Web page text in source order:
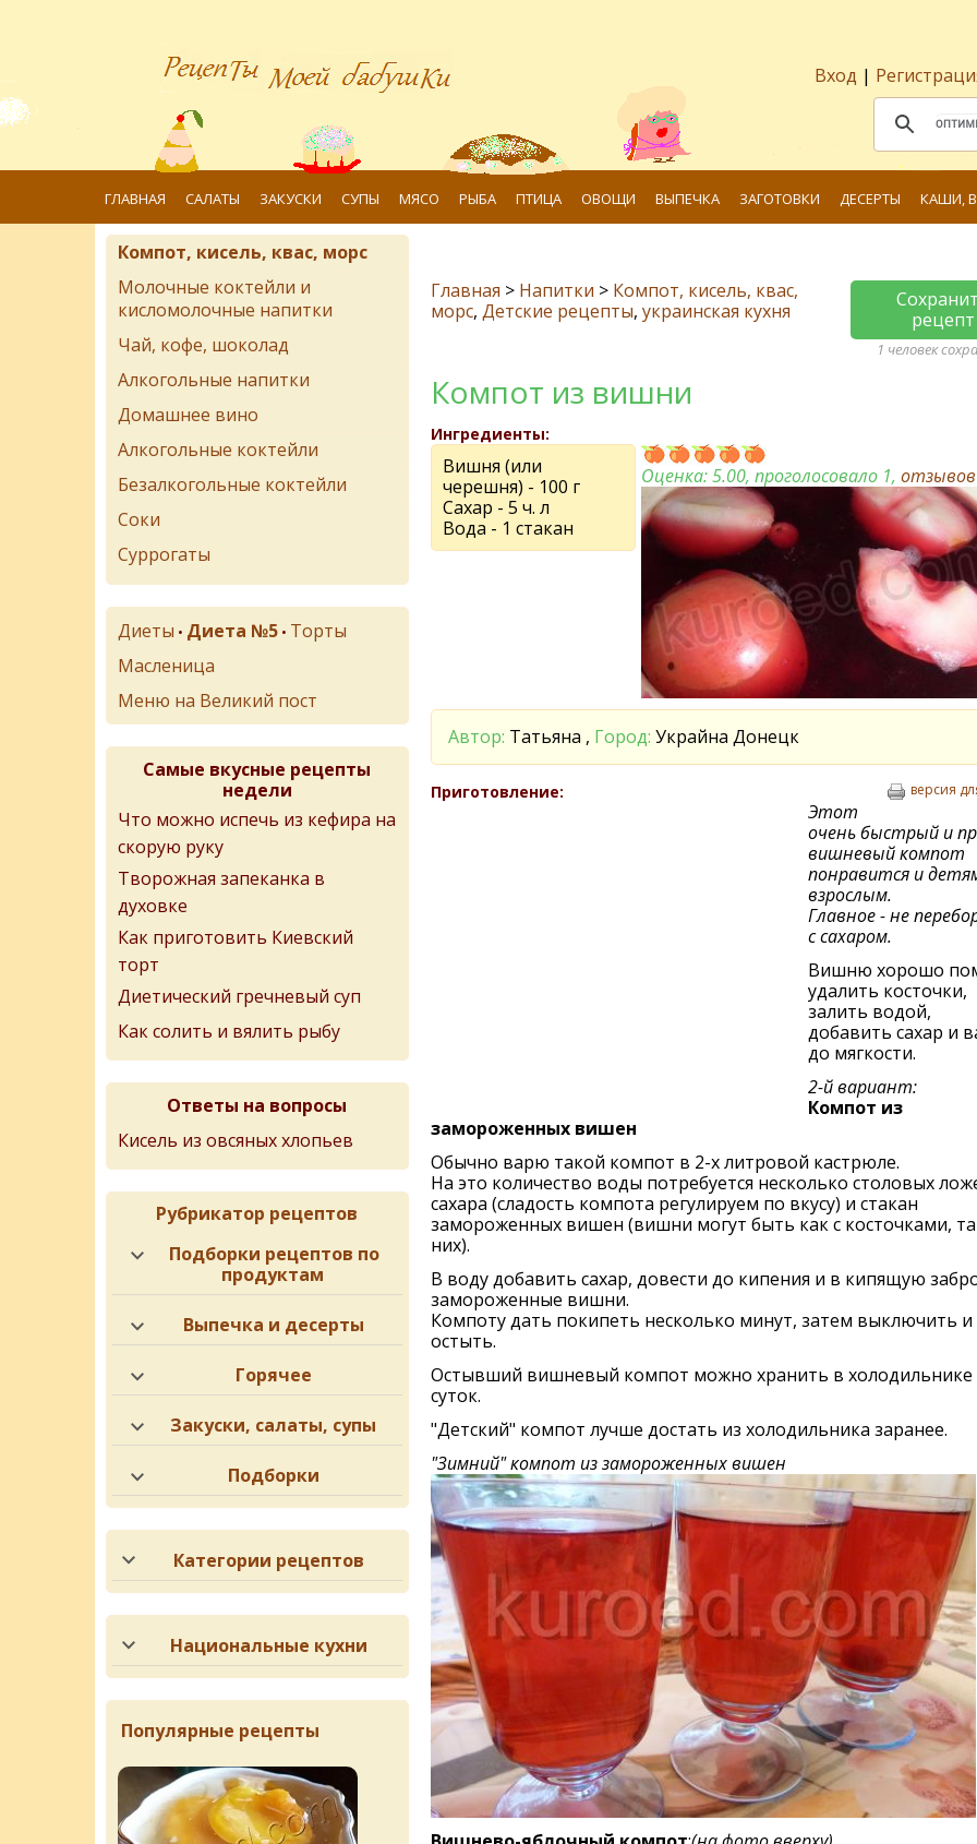
Вход |
ГЛАВНАЯ САЛАТЫ ЗАКУСКИ СУПЫ МЯСО РЫБА ПТИЦА ОВОЩИ ВЫПЕЧКА ЗАГОТОВКИ ДЕСЕРТЫ КАШИ,
Главная > Напитки > Компот, кисель, квас,
морс, Детские рецепты, украинская кухня
рецепт
1 человек
Компот из вишни
Ингредиенты:
Вишня (или
черешня) - 100 г
Сахар - 5 ч. л
Вода - 1 стакан
Оценка:5.00, проголосовало 1,
Автор: Татьяна , Город: Украйна Донецк
Приготовление: версия
Этот
очень быстрый и
вишневый компот
понравится и
взрослым.
Главное - не
с сахаром.
Вишню хорошо
удалить косточки,
залить водой,
добавить сахар и
до мягкости.
2-й вариант:
Компот из
замороженных вишен
Обычно варю такой компот в 2-х литровой кастрюле.
На это количество воды потребуется несколько столовых
сахара (сладость компота регулируем по вкусу) и стакан
замороженных вишен (вишни могут быть как с косточками,
них).
В воду добавить сахар, довести до кипения и в кипящую
замороженные вишни.
Компоту дать покипеть несколько минут, затем выключить и
остыть.
Остывший вишневый компот можно хранить в холодильнике
суток.
"Детский" компот лучше достать из холодильника заранее.
"Зимний" компот из замороженных вишен
Компот, кисель, квас, морс
Молочные коктейли и
кисломолочные напитки
Чай, кофе, шоколад
Алкогольные напитки
Домашнее вино
Алкогольные коктейли
Безалкогольные коктейли
Соки
Суррогаты
Диеты • Диета №5 • Торты
Масленица
Меню на Великий пост
Самые вкусные рецепты
недели
Что можно испечь из кефира на
скорую руку
Творожная запеканка в
духовке
Как приготовить Киевский
торт
Диетический гречневый суп
Как солить и вялить рыбу
Ответы на вопросы
Кисель из овсяных хлопьев
Рубрикатор рецептов
Подборки рецептов по
продуктам
Выпечка и десерты
Горячее
Закуски, салаты, супы
Подборки
Категории рецептов
Национальные кухни
Популярные рецепты